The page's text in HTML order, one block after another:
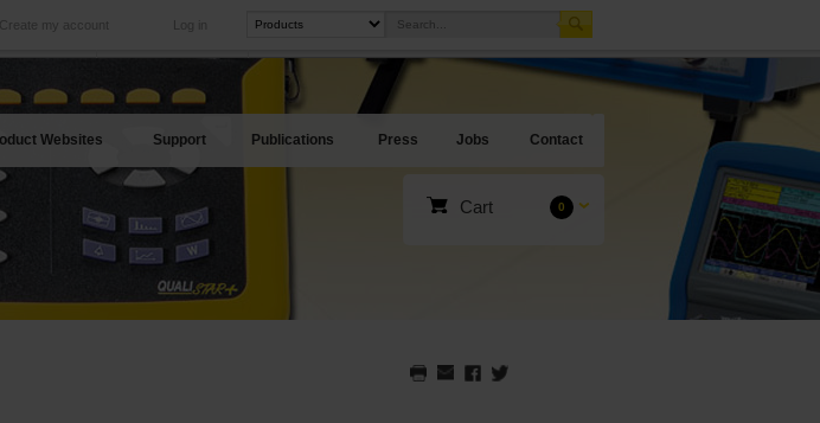
Log in
Create my account
abroad
Our best offers
Websites Support Publications Press Jobs Contact
Cart 0